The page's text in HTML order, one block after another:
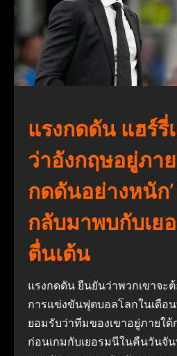
แรงกดดัน แฮร์รี่
ว่าอังกฤษอยู่ภาย
กดดันอย่างหนัก
กลับมาพบกับเย
ตื่นเต้น
แรงกดดัน ยืนยันว่าพวกเขาจะ
การแข่งขันฟุตบอลโลกในเดือ
ยอมรับว่าทีมของเขาอยู่ภายใ
ก่อนเกมกับเยอรมนีในคืนวันจั